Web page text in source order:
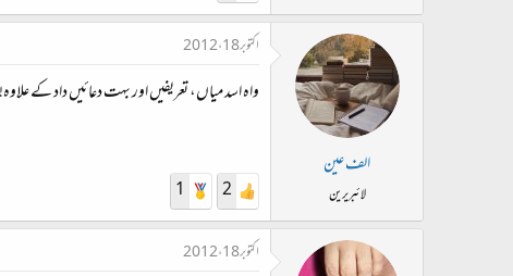
الف عین
لائبریرین
اکتوبر 18، 2012
واہ اسد میاں، تعریفیں اور بہت دعائیں داد کے
2
1
اکتوبر 18، 2012